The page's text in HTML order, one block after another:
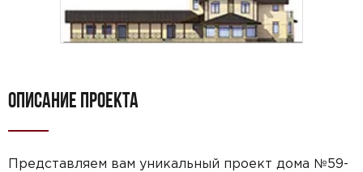
ОПИСАНИЕ ПРОЕКТА
Представляем вам уникальный проект дома №59-